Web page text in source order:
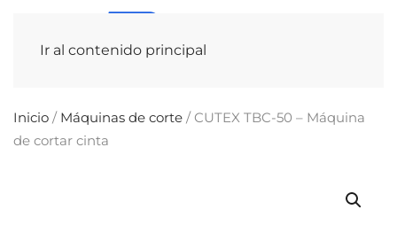
Ir al contenido principal
Inicio / Máquinas de corte / CUTEX TBC-50 – Máquina
de cortar cinta